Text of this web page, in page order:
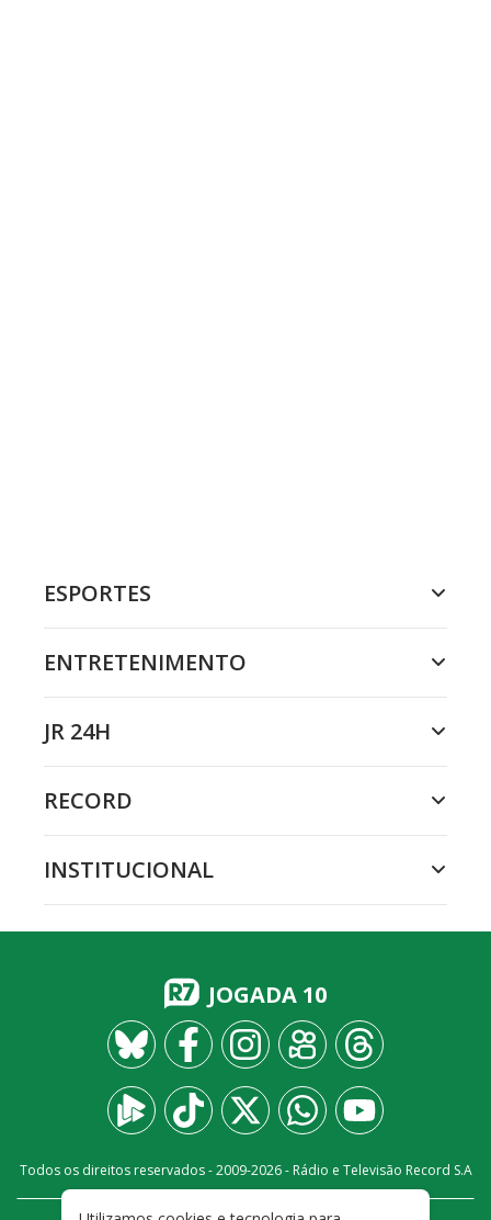
ESPORTES
ENTRETENIMENTO
JR 24H
RECORD
INSTITUCIONAL
JOGADA 10
Todos os direitos reservados - 2009-2026- Rádio e Televisão Record S.A